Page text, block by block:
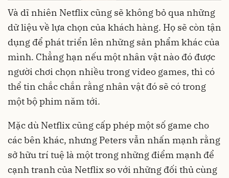
Và dĩ nhiên Netflix cũng sẽ không bỏ qua những
dữ liệu về lựa chọn của khách hàng. Họ sẽ còn tận
dụng để phát triển lên những sản phẩm khác của
mình. Chẳng hạn nếu một nhân vật nào đó được
người chơi chọn nhiều trong video games, thì có
thể tin chắc chắn rằng nhân vật đó sẽ có trong
một bộ phim năm tới.
Mặc dù Netflix cũng cấp phép một số game cho
các bên khác, nhưng Peters vẫn nhấn mạnh rằng
sở hữu trí tuệ là một trong những điểm mạnh để
cạnh tranh của Netflix so với những đối thủ cùng